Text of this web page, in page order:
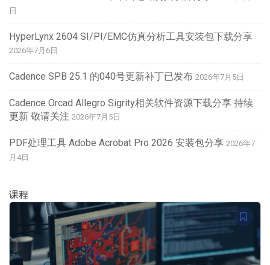
日
HyperLynx 2604 SI/PI/EMC仿真分析工具安装包下载分享
2026年7月6日
Cadence SPB 25.1 的040号更新补丁已发布 2026年7月5日
Cadence Orcad Allegro Sigrity相关软件资源下载分享 持续
更新 敬请关注 2026年7月5日
PDF处理工具 Adobe Acrobat Pro 2026 安装包分享 2026年7
月4日
课程